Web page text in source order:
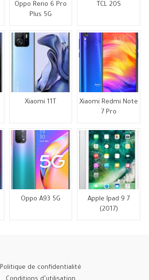
Oppo Reno 6 Pro
Plus 5G
TCL 20S
Xiaomi 11T
Xiaomi Redmi Note
7 Pro
Oppo A93 5G
Apple Ipad 9 7
(2017)
Politique de confidentialité